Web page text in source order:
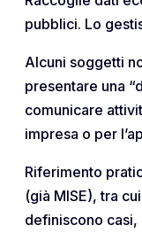
pubblici. Lo
Alcuni soggetti
presentare una
comunicare
impresa o per
Riferimento
(già MISE), tra
definiscono casi,